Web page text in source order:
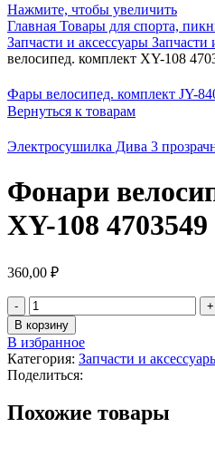
Нажмите, чтобы увеличить
Главная Товары для спорта,
Запчасти и аксессуары Запчасти
велосипед. комплект XY-108
Фары велосипед. комплект JY-
Вернуться к товарам
Электросушилка Дива 3
Фонари
XY-108 4703549
360,00 ₽
В корзину
В избранное
Категория: Запчасти и
Поделиться:
Похожие товары